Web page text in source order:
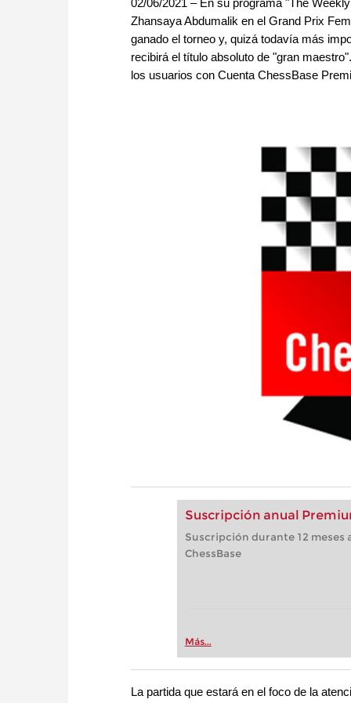
Zhansaya Abdumalik en el Grand Prix
ganado el torneo y, quizá todavía más
recibirá el título absoluto de "gran
los usuarios con Cuenta ChessBase
Suscripción anual
Suscripción durante 12 meses
ChessBase
Más...
La partida que estará en el foco de la